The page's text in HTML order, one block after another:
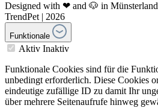
Designed with ❤ and 🐶 in Münsterland
TrendPet | 2026
Funktionale
Aktiv Inaktiv
Funktionale Cookies sind für die
unbedingt erforderlich. Diese Cookies
eindeutige zufällige ID zu damit Ihr
über mehrere Seitenaufrufe hinweg